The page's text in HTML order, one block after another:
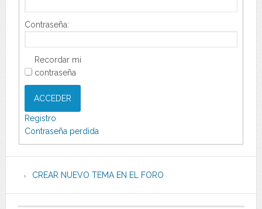
Contraseña:
Recordar mi
contraseña
ACCEDER
Registro
Contraseña perdida
CREAR NUEVO TEMA EN EL FORO